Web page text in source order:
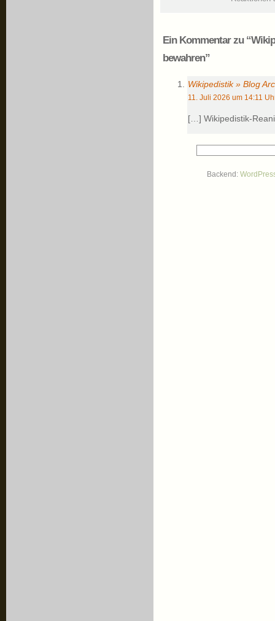
Ein Kommentar zu
bewahren”
Wikipedistik » Blog
11. Juli 2026 um 14:11
[…] Wikipedistik-
Backend: